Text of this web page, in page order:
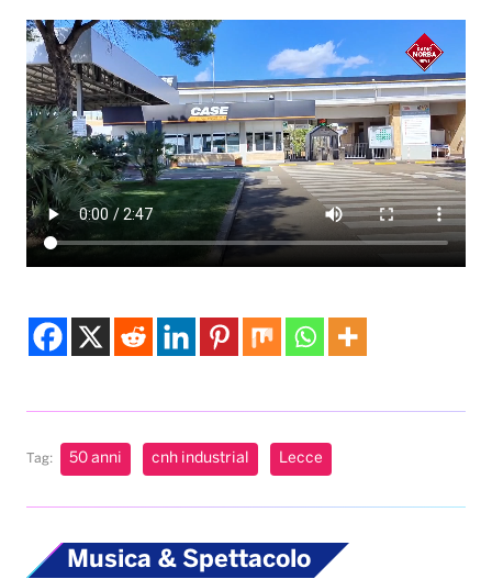
Tag: 50 anni cnh industrial Lecce
Musica & Spettacolo